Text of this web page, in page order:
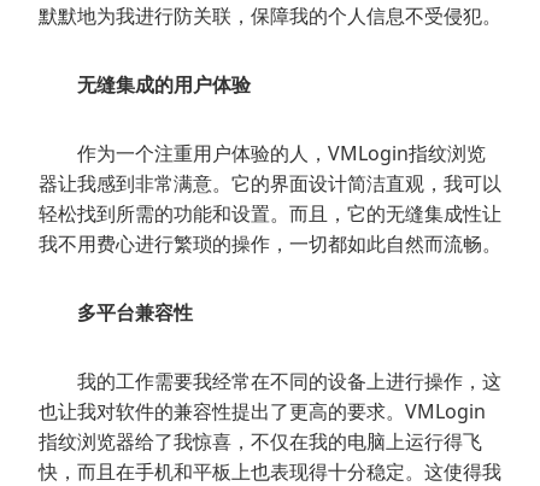
默默地为我进行防关联，保障我的个人信息不受侵犯。
无缝集成的用户体验
作为一个注重用户体验的人，VMLogin指纹浏览
器让我感到非常满意。它的界面设计简洁直观，我可以
轻松找到所需的功能和设置。而且，它的无缝集成性让
我不用费心进行繁琐的操作，一切都如此自然而流畅。
多平台兼容性
我的工作需要我经常在不同的设备上进行操作，这
也让我对软件的兼容性提出了更高的要求。VMLogin
指纹浏览器给了我惊喜，不仅在我的电脑上运行得飞
快，而且在手机和平板上也表现得十分稳定。这使得我